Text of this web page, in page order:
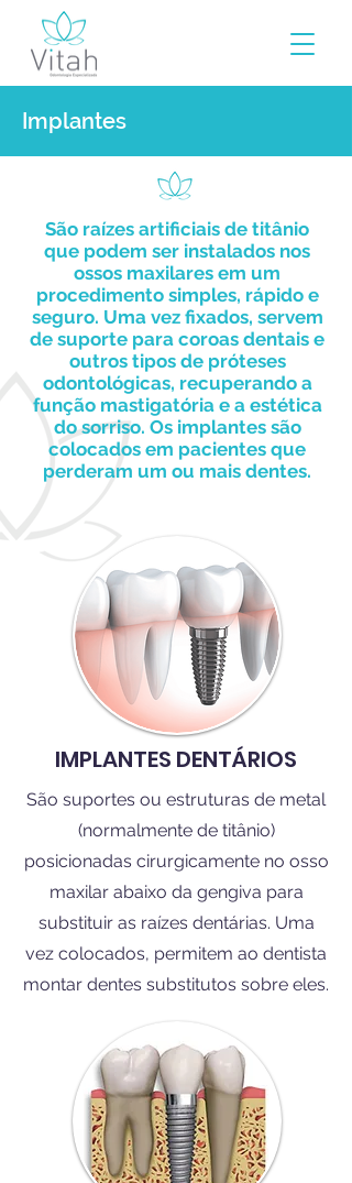
Implantes
São raízes artificiais de titânio
que podem ser instalados nos
ossos maxilares em um
procedimento simples, rápido e
seguro. Uma vez fixados, servem
de suporte para coroas dentais e
outros tipos de próteses
odontológicas, recuperando a
função mastigatória e a estética
do sorriso. Os implantes são
colocados em pacientes que
perderam um ou mais dentes.
IMPLANTES DENTÁRIOS
São suportes ou estruturas de metal
(normalmente de titânio)
posicionadas cirurgicamente no osso
maxilar abaixo da gengiva para
substituir as raízes dentárias. Uma
vez colocados, permitem ao dentista
montar dentes substitutos sobre eles.